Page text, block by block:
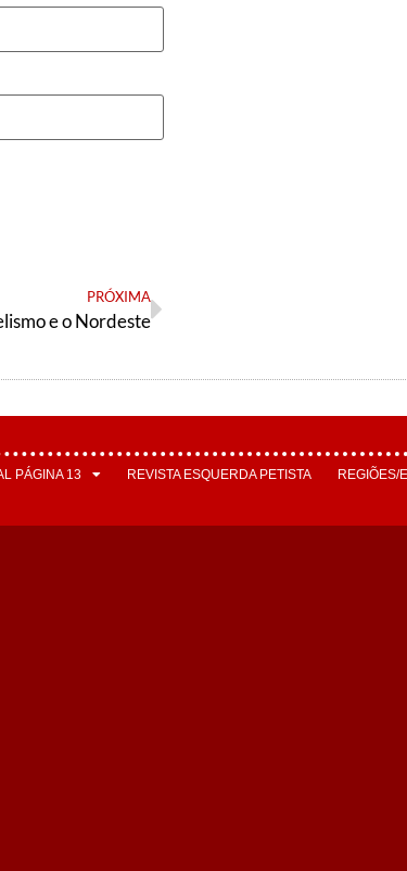
PRÓXIMA
e o Nordeste
PÁGINA 13 REVISTA ESQUERDA PETISTA REGIÕES/